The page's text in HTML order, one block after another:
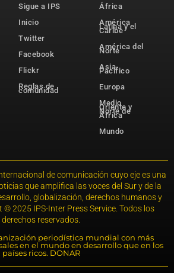
Sigue a IPS
Inicio
Twitter
Facebook
Flickr
Reglas de
comunidad
África
América
Latina y el
Caribe
América del
Norte
Asia-
Pacífico
Europa
Medio
Oriente y
Norte de
África
Mundo
de comunicación cuyo eje es una
que amplifica las voces del Sur y de la
globalización, derechos humanos y
2025 IPS-Inter Press Service. Todos los
derechos reservados.
periodística mundial con más
en el mundo en desarrollo que en los
países ricos. DONAR